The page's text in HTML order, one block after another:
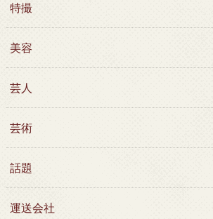
特撮
美容
芸人
芸術
話題
運送会社